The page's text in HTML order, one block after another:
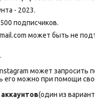
- 2023.
подписчиков.
может быть не
может запросить
можно при помощи
(один из